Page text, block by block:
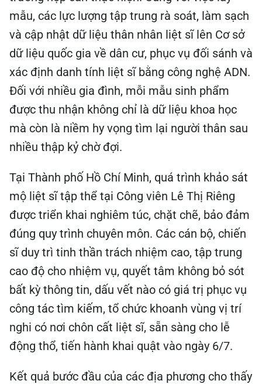
mẫu, các lực lượng tập trung rà soát, làm sạch
và cập nhật dữ liệu thân nhân liệt sĩ lên Cơ sở
dữ liệu quốc gia về dân cư, phục vụ đối sánh và
xác định danh tính liệt sĩ bằng công nghệ ADN.
Đối với nhiều gia đình, mỗi mẫu sinh phẩm
được thu nhận không chỉ là dữ liệu khoa học
mà còn là niềm hy vọng tìm lại người thân sau
nhiều thập kỷ chờ đợi.
Tại Thành phố Hồ Chí Minh, quá trình khảo sát
mộ liệt sĩ tập thể tại Công viên Lê Thị Riêng
được triển khai nghiêm túc, chặt chẽ, bảo đảm
đúng quy trình chuyên môn. Các cán bộ, chiến
sĩ duy trì tinh thần trách nhiệm cao, tập trung
cao độ cho nhiệm vụ, quyết tâm không bỏ sót
bất kỳ thông tin, dấu vết nào có giá trị phục vụ
công tác tìm kiếm, tổ chức khoanh vùng vị trí
nghi có nơi chôn cất liệt sĩ, sẵn sàng cho lễ
động thổ, tiến hành khai quật vào ngày 6/7.
Kết quả bước đầu của các địa phương cho thấy